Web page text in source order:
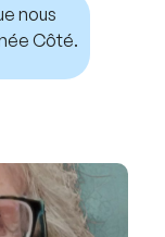
nous
Côté.